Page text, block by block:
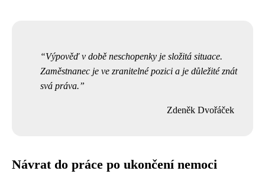
Výpověď v době neschopenky je složitá situace.
Zaměstnanec je ve zranitelné pozici a je důležité znát
svá práva.
Zdeněk Dvořáček
Návrat do práce po ukončení nemoci